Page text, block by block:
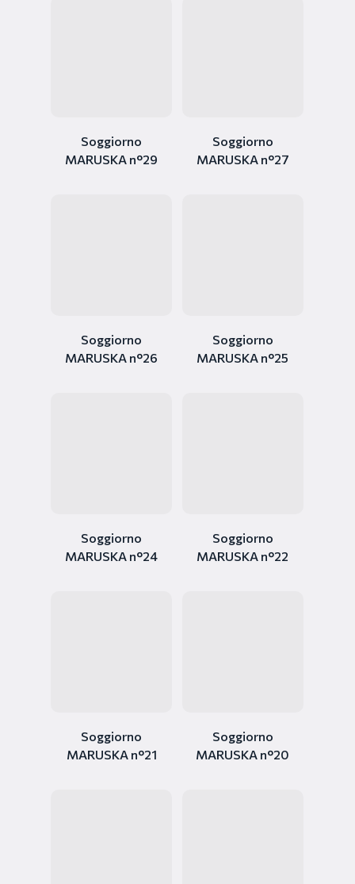
Soggiorno
MARUSKA n°29
Soggiorno
MARUSKA n°27
Soggiorno
MARUSKA n°26
Soggiorno
MARUSKA n°25
Soggiorno
MARUSKA n°24
Soggiorno
MARUSKA n°22
Soggiorno
MARUSKA n°21
Soggiorno
MARUSKA n°20